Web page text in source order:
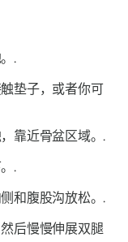
.
垫子，或者你可
靠近骨盆区域。.
.
和腹股沟放松。.
后慢慢伸展双腿